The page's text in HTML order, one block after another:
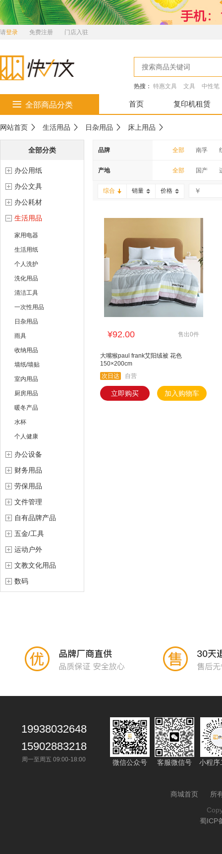
请登录 免费注册 门店入驻
热搜： 特惠文具 文具 中性笔
全部商品分类 首页 复印机租赁
网站首页 生活用品 日杂用品 床上用品
全部分类
办公用纸
办公文具
办公耗材
生活用品
家用电器
生活用纸
个人洗护
洗化用品
清洁工具
一次性用品
日杂用品
雨具
收纳用品
墙纸/墙贴
室内用品
厨房用品
暖冬产品
水杯
个人健康
办公设备
财务用品
劳保用品
文件管理
自有品牌产品
五金/工具
运动户外
文教文化用品
数码
品牌 全部 南孚
南科 齐心
雕牌 滋源
美的 海尔
艾美特 youyun
产地 全部 国产
综合 销量 价格
¥92.00 售出0件
大嘴猴paul frank艾阳绒被 花色
150×200cm
次日达
自营
立即购买 加入购物车
19938032648
15902883218
周一至周五 09:00-18:00 微信公众号 客服微信号 小程序
商城首页
所
蜀ICP